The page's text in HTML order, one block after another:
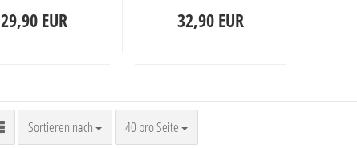
29,90 EUR 32,90 EUR
Sortieren nach
Sortieren nach 40 pro Seite
pro Seite